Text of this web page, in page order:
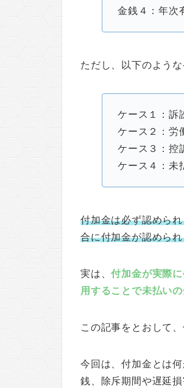
金銭４：年次
ただし、以下のよう
ケース１：訴
ケース２：労
ケース３：控
ケース４：未
付加金は必ず認めら
合に付加金が認めら
実は、付加金が実際
用することで未払い
この記事をとおして
今回は、付加金とは
銭、除斥期間や遅延